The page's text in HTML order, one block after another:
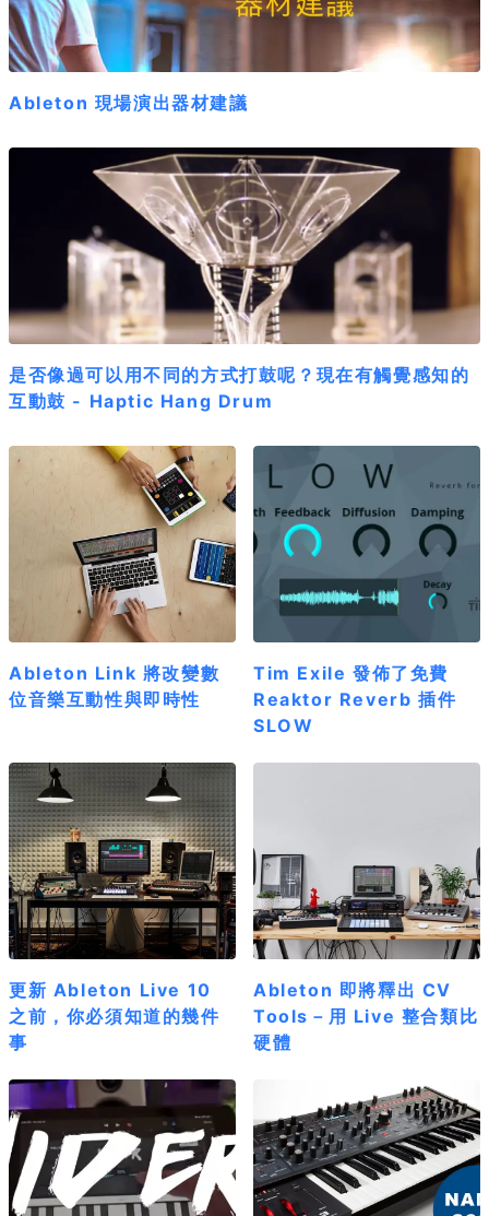
Ableton 現場演出器材建議
是否像過可以用不同的方式打鼓呢？現在有觸覺感知的
互動鼓 - Haptic Hang Drum
Ableton Link 將改變數
位音樂互動性與即時性
Tim Exile 發佈了免費
Reaktor Reverb 插件
SLOW
更新 Ableton Live 10
之前，你必須知道的幾件
事
Ableton 即將釋出 CV
Tools－用 Live 整合類比
硬體